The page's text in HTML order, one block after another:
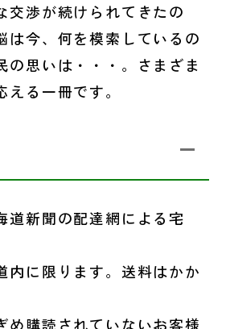
交渉が続けられてきたの
は今、何を模索しているの
の思いは・・・。さまざま
る一冊です。
道新聞の配達網による宅
内に限ります。送料はかか
め購読されていないお客様